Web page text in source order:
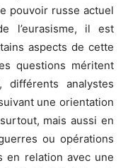
pouvoir russe actuel
l’eurasisme, il est
aspects de cette
questions méritent
différents analystes
une orientation
mais aussi en
ou opérations
en relation avec une